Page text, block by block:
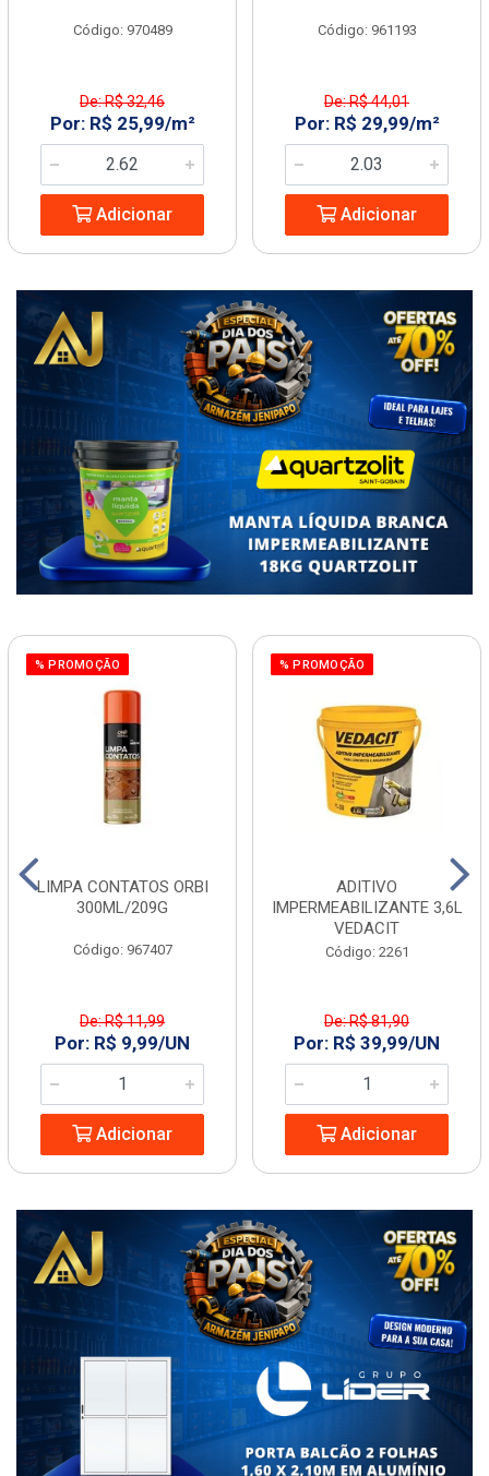
Código: 970489
De: R$ 32,46
Por: R$ 25,99/m²
Adicionar
Código: 961193
De: R$ 44,01
Por: R$ 29,99/m²
Adicionar
% PROMOÇÃO
LIMPA CONTATOS ORBI
300ML/209G
Código: 967407
De: R$ 11,99
Por: R$ 9,99/UN
Adicionar
% PROMOÇÃO
ADITIVO
IMPERMEABILIZANTE 3,6L
VEDACIT
Código: 2261
De: R$ 81,90
Por: R$ 39,99/UN
Adicionar